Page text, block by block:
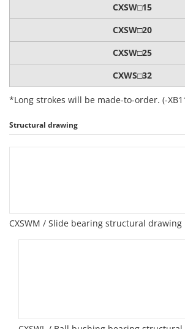
CXSW□15
CXSW□20
CXSW□25
CXWS□32
*Long strokes will be made-to-order. (-
Structural drawing
CXSWM / Slide bearing structural drawing